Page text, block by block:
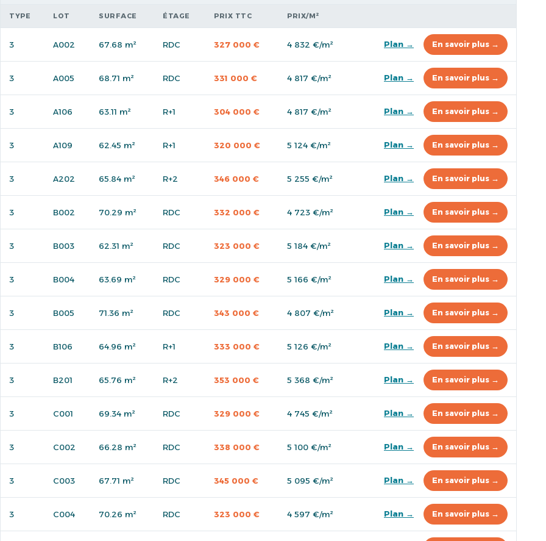
TYPE LOT SURFACE ÉTAGE PRIX TTC PRIX/M²
3 A002 67.68 m² RDC 327 000 € 4 832 €/m² Plan → En savoir plus →
3 A005 68.71 m² RDC 331 000 € 4 817 €/m² Plan → En savoir plus →
3 A106 63.11 m² R+1 304 000 € 4 817 €/m² Plan → En savoir plus →
3 A109 62.45 m² R+1 320 000 € 5 124 €/m² Plan → En savoir plus →
3 A202 65.84 m² R+2 346 000 € 5 255 €/m² Plan → En savoir plus →
3 B002 70.29 m² RDC 332 000 € 4 723 €/m² Plan → En savoir plus →
3 B003 62.31 m² RDC 323 000 € 5 184 €/m² Plan → En savoir plus →
3 B004 63.69 m² RDC 329 000 € 5 166 €/m² Plan → En savoir plus →
3 B005 71.36 m² RDC 343 000 € 4 807 €/m² Plan → En savoir plus →
3 B106 64.96 m² R+1 333 000 € 5 126 €/m² Plan → En savoir plus →
3 B201 65.76 m² R+2 353 000 € 5 368 €/m² Plan → En savoir plus →
3 C001 69.34 m² RDC 329 000 € 4 745 €/m² Plan → En savoir plus →
3 C002 66.28 m² RDC 338 000 € 5 100 €/m² Plan → En savoir plus →
3 C003 67.71 m² RDC 345 000 € 5 095 €/m² Plan → En savoir plus →
3 C004 70.26 m² RDC 323 000 € 4 597 €/m² Plan → En savoir plus →